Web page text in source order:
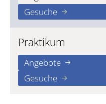
Gesuche
Praktikum
Angebote
Gesuche